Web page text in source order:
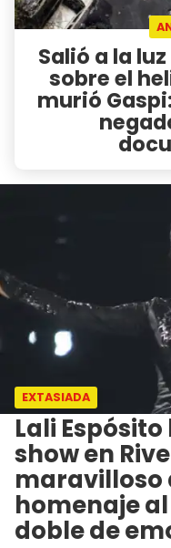
Salió a la
sobre el
murió
EXTASIADA
Lali
show en
maravilloso
homenaje al
doble de